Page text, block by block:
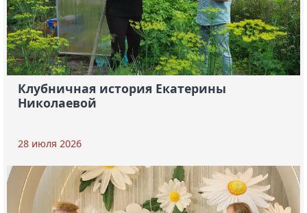
Клубничная история Екатерины
Николаевой
28 июля 2026